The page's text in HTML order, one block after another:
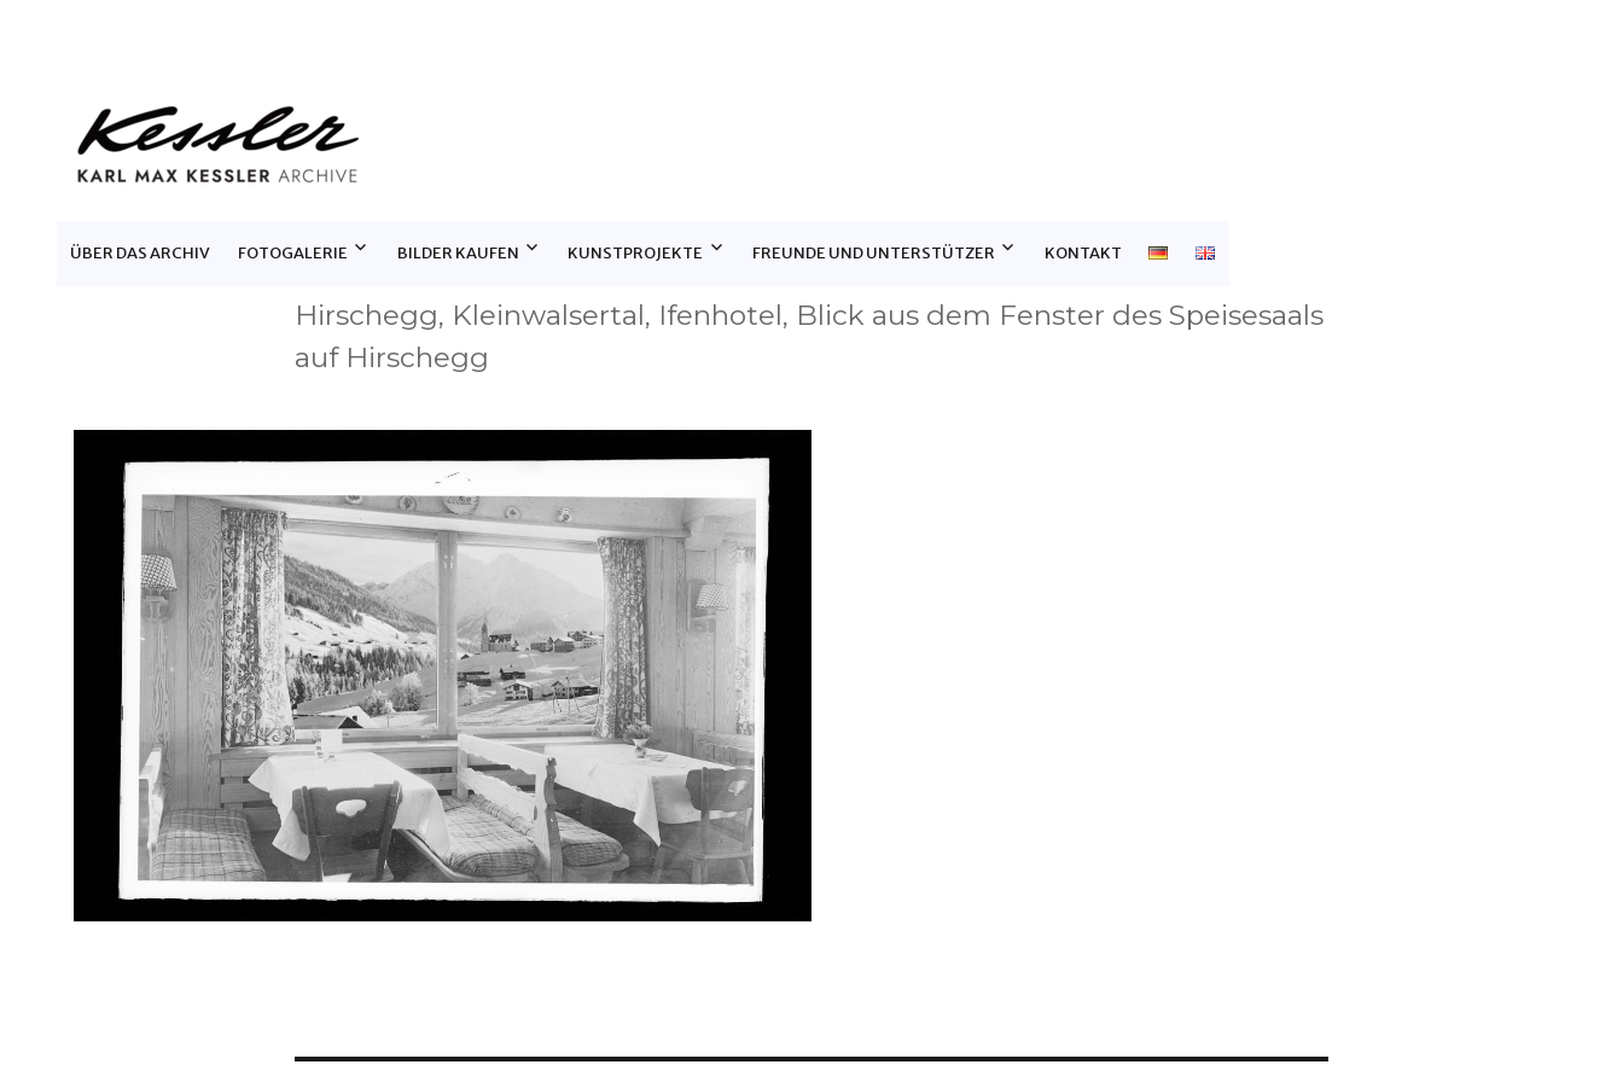
KARL MAX KESSLER ARCHIVE
ÜBER DAS ARCHIV FOTOGALERIE BILDER KAUFEN KUNSTPROJEKTE FREUNDE UND UNTERSTÜTZER KONTAKT
Hirschegg, Kleinwalsertal, Ifenhotel, Blick aus dem Fenster des Speisesaals
auf Hirschegg